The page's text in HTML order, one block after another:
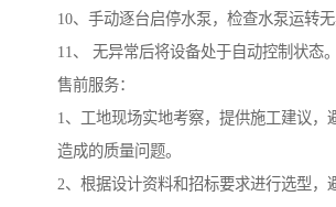
10、手动逐台启停水泵，检查水泵运转无
11、 无异常后将设备处于自动控制状态。
售前服务：
1、工地现场实地考察，提供施工建议，
造成的质量问题。
2、根据设计资料和招标要求进行选型，